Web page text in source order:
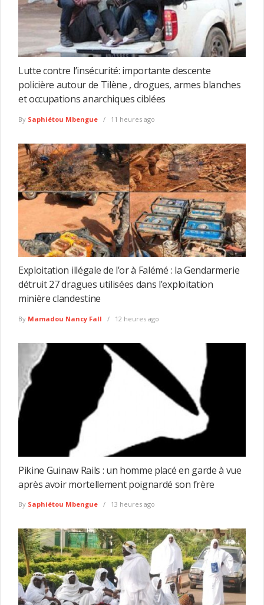
Lutte contre l’insécurité: importante descente
policière autour de Tilène , drogues, armes blanches
et occupations anarchiques ciblées
By Saphiétou Mbengue 11 heures ago
Exploitation illégale de l’or à Falémé : la Gendarmerie
détruit 27 dragues utilisées dans l’exploitation
minière clandestine
By Mamadou Nancy Fall 12 heures ago
Pikine Guinaw Rails : un homme placé en garde à vue
après avoir mortellement poignardé son frère
By Saphiétou Mbengue 13 heures ago